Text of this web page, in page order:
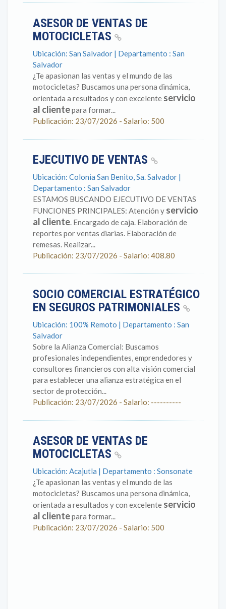
ASESOR DE VENTAS DE
MOTOCICLETAS
Ubicación: San Salvador | Departamento : San
Salvador
¿Te apasionan las ventas y el mundo de las
motocicletas? Buscamos una persona dinámica,
orientada a resultados y con excelente servicio
al clientepara formar...
Publicación: 23/07/2026 - Salario: 500
EJECUTIVO DE VENTAS
Ubicación: Colonia San Benito, Sa. Salvador |
Departamento : San Salvador
ESTAMOS BUSCANDO EJECUTIVO DE VENTAS
FUNCIONES PRINCIPALES: Atención y servicio
al cliente. Encargado de caja. Elaboración de
reportes por ventas diarias. Elaboración de
remesas. Realizar...
Publicación: 23/07/2026 - Salario: 408.80
SOCIO COMERCIAL ESTRATÉGICO
EN SEGUROS PATRIMONIALES
Ubicación: 100% Remoto | Departamento : San
Salvador
Sobre la Alianza Comercial: Buscamos
profesionales independientes, emprendedores y
consultores financieros con alta visión comercial
para establecer una alianza estratégica en el
sector de protección...
Publicación: 23/07/2026 - Salario: ----------
ASESOR DE VENTAS DE
MOTOCICLETAS
Ubicación: Acajutla | Departamento : Sonsonate
¿Te apasionan las ventas y el mundo de las
motocicletas? Buscamos una persona dinámica,
orientada a resultados y con excelente servicio
al clientepara formar...
Publicación: 23/07/2026 - Salario: 500